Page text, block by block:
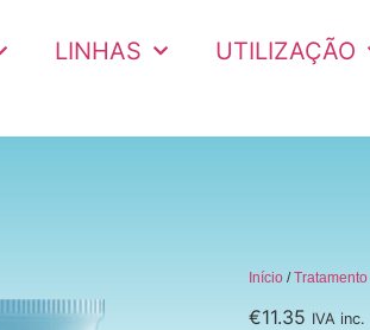
LINHAS UTILIZAÇÃO
Início /Tratamento
€11.35 IVA inc.